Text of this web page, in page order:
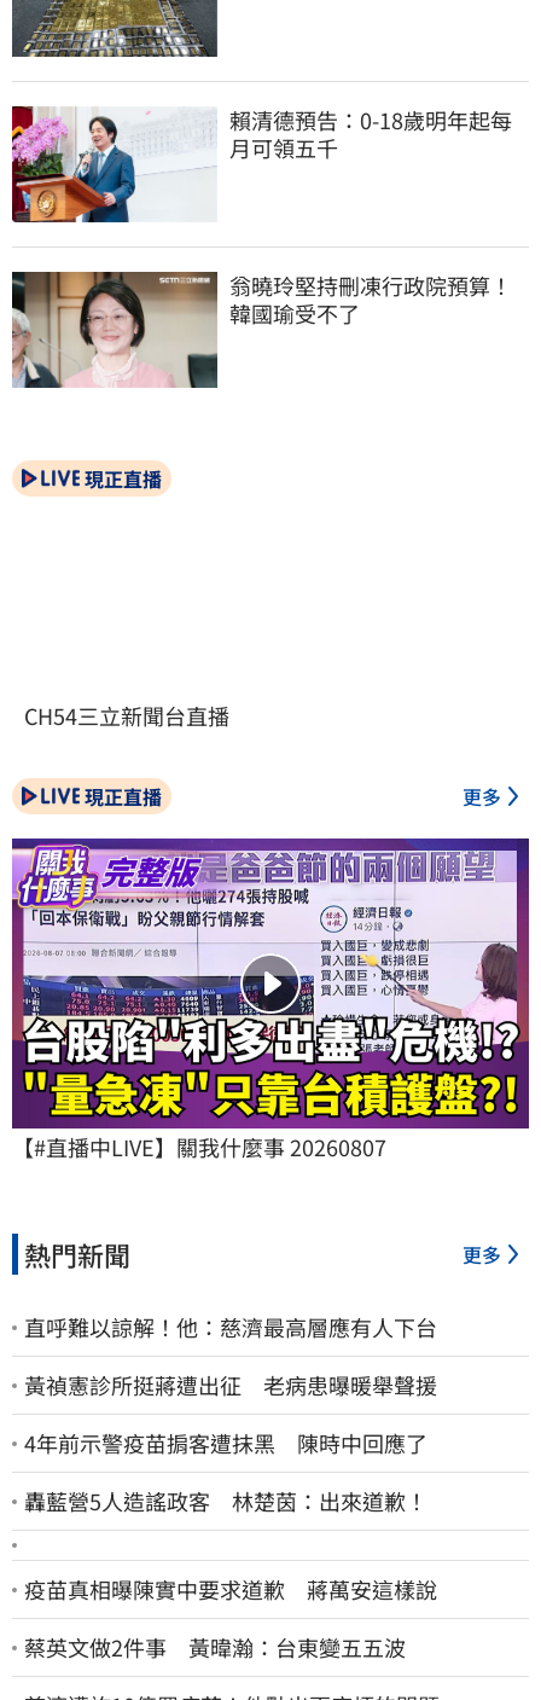
賴清德預告：0-18歲明年起每
月可領五千
翁曉玲堅持刪凍行政院預算！
韓國瑜受不了
現正直播
CH54三立新聞台直播
現正直播 更多
【#直播中LIVE】關我什麼事 20260807
熱門新聞 更多
直呼難以諒解！他：慈濟最高層應有人下台
黃禎憲診所挺蔣遭出征 老病患曝暖舉聲援
4年前示警疫苗掮客遭抹黑 陳時中回應了
轟藍營5人造謠政客 林楚茵：出來道歉！
疫苗真相曝陳實中要求道歉 蔣萬安這樣說
蔡英文做2件事 黃暐瀚：台東變五五波